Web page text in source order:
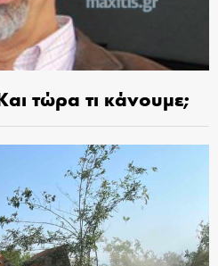
τώρα τι κάνουμε;